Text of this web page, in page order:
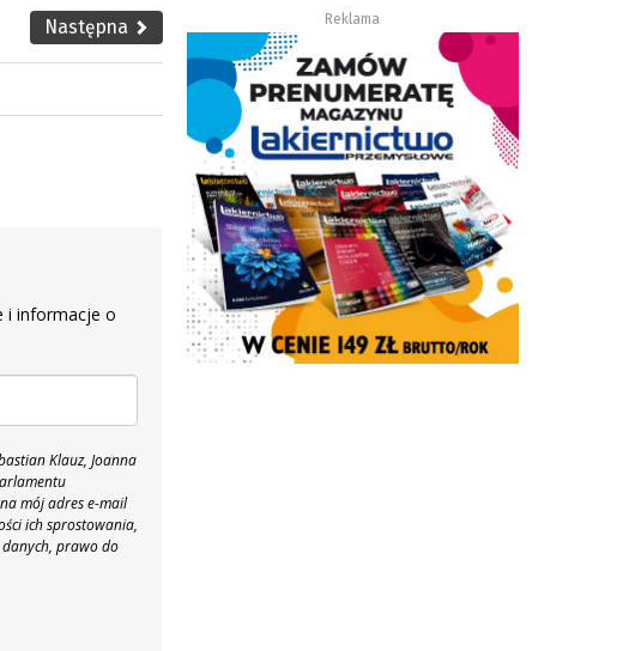
Następna
i informacje o
Klauz, Joanna
mój adres e-mail
ich sprostowania,
prawo do
Reklama